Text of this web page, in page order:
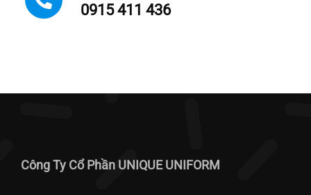
0915 411 436
Công Ty Cổ Phần UNIQUE UNIFORM